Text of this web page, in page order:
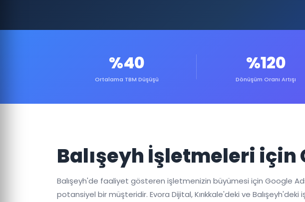
%40
Ortalama TBM Düşüşü
%120
Dönüşüm Oranı Artışı
Balışeyh İşletmeleri için
Balışeyh'de faaliyet gösteren işletmenizin büyümesi için Google
potansiyel bir müşteridir. Evora Dijital, Kırıkkale'deki ve